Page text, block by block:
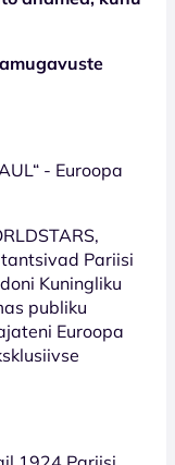
- Euroopa
Pariisi
Kuningliku
publiku
Euroopa